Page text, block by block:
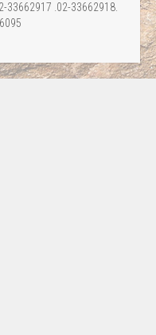
33662917 .02-33662918.